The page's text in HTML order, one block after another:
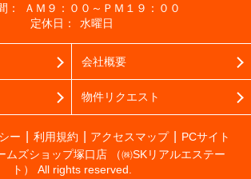
：
ＡＭ９：００～ＰＭ１９：００
定休日：
水曜日
会社概要
物件リクエスト
ー 利用規約 アクセスマップ
PCサイト
ムズショップ塚口店 （㈱SKリアルエステー
ト） All rights reserved.